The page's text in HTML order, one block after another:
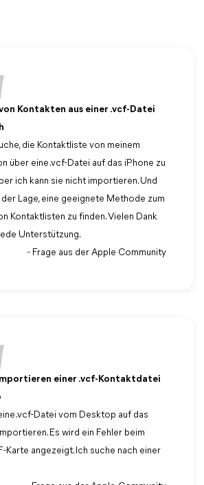
Kontakten aus einer .vcf-Datei
die Kontaktliste von meinem
über eine .vcf-Datei auf das iPhone zu
ich kann sie nicht importieren. Und
der Lage, eine geeignete Methode zum
Kontaktlisten zu finden. Vielen Dank
Unterstützung.
- Frage aus der Apple Community
einer .vcf-Kontaktdatei
.vcf-Datei vom Desktop auf das
Es wird ein Fehler beim
Karte angezeigt. Ich suche nach einer